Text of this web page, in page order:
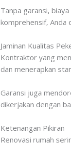
Tanpa garansi,
komprehensif, Anda
Jaminan Kualitas
Kontraktor yang
dan menerapkan
Garansi juga
dikerjakan dengan
Ketenangan Pikiran
Renovasi rumah